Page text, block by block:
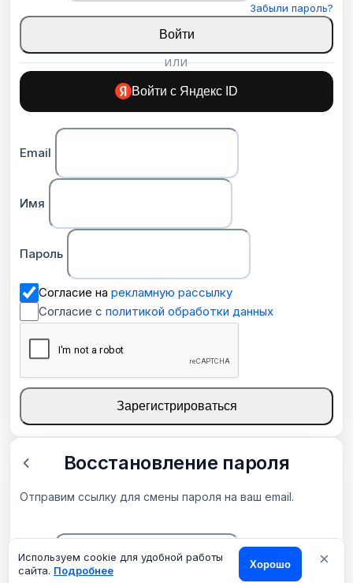
Используем cookie для удобной работы
сайта. Подробнее Хорошо ×
Забыли пароль?
Войти
ИЛИ
Войти с Яндекс ID
Email
Имя
Пароль
Согласие на рекламную рассылку
Согласие с политикой обработки данных
Зарегистрироваться
Восстановление пароля
Отправим ссылку для смены пароля на ваш email.
Email